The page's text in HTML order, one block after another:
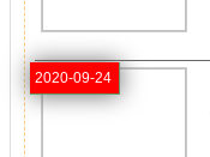
2020-09-24